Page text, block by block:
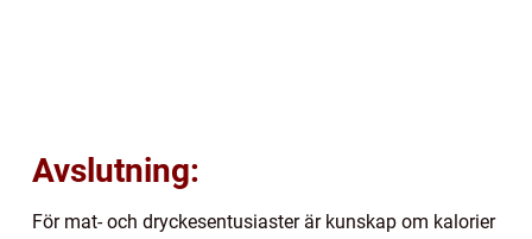
Avslutning:
För mat- och dryckesentusiaster är kunskap om kalorier